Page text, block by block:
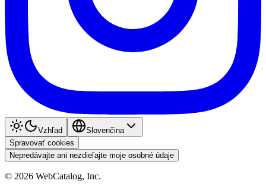
Vzhľad
Slovenčina
Spravovať cookies
Nepredávajte ani nezdieľajte moje osobné údaje
© 2026 WebCatalog, Inc.